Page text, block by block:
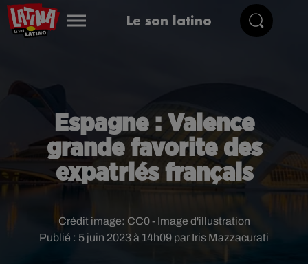
Le son latino
Espagne : Valence
grande favorite des
expatriés français
Publié : 5 juin 2023 à 14h09 par Iris Mazzacurati
Crédit image: CC0 - Image d'illustration